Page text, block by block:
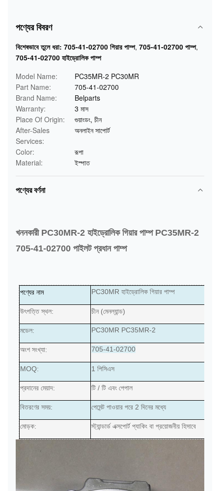
পণ্যের বিবরণ
বিশেষভাবে তুলে ধরা: 705-41-02700 গিয়ার পাম্প, 705-41-02700 পাম্প,
705-41-02700 হাইড্রোলিক পাম্প
Model Name:
PC35MR-2 PC30MR
Part Name:
705-41-02700
Brand Name:
Belparts
Warranty:
3 মাস
Place Of Origin:
গুয়াংডং, চীন
After-Sales
Services:
অনলাইন সাপোর্ট
Color:
রূপা
Material:
ইস্পাত
পণ্যের বর্ণনা
খননকারী PC30MR-2 হাইড্রোলিক গিয়ার পাম্প PC35MR-2
705-41-02700 পাইলট প্রধান পাম্প
পণ্যের নাম PC30MR হাইড্রোলিক গিয়ার পাম্প
উৎপত্তি স্থল: চীন (মেনল্যান্ড)
মডেল: PC30MR PC35MR-2
অংশ সংখ্যা: 705-41-02700
MOQ: 1 পিসিএস
প্রদানের মেয়াদ: টি / টি এবং পেপাল
বিতরণের সময়: পেমেন্ট পাওয়ার পরে 2 দিনের মধ্যে
মোড়ক: স্ট্যান্ডার্ড এক্সপোর্ট প্যাকিং বা প্রয়োজনীয় হিসাবে